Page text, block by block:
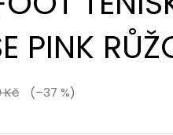
PINK
Kč (–37 %)